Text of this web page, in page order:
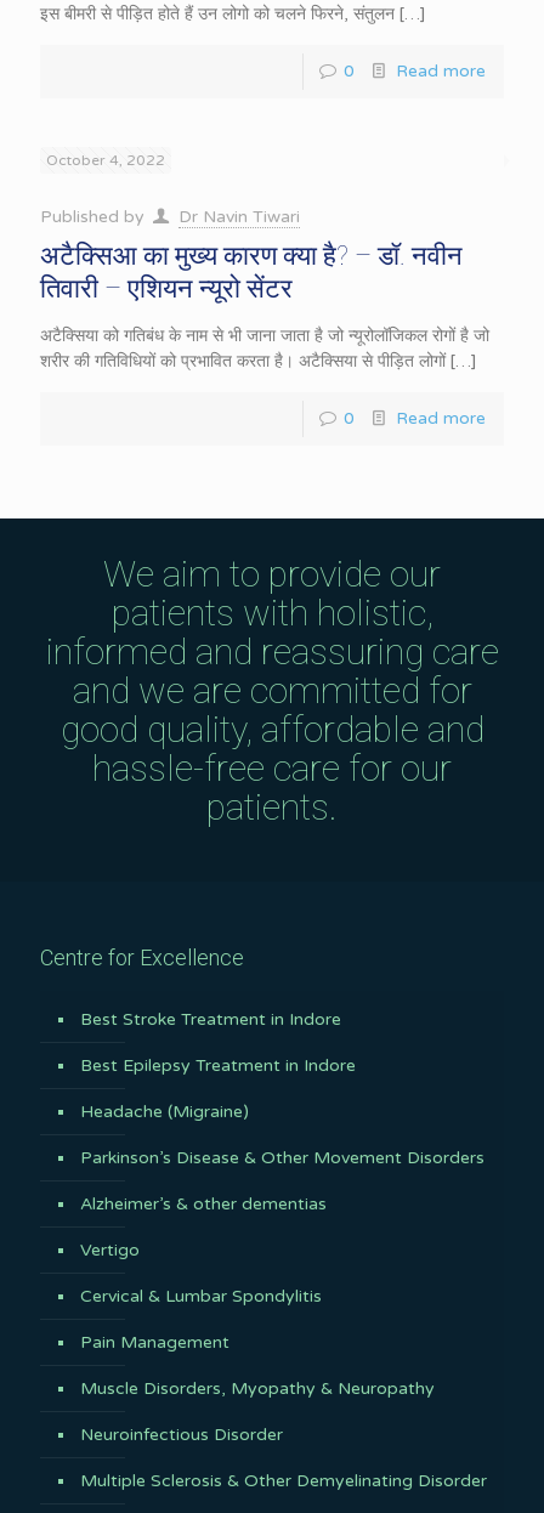
इस बीमरी से पीड़ित होते हैं उन लोगो को चलने फिरने, संतुलन […]
0 Read more
October 4, 2022
Published by Dr Navin Tiwari
अटैक्सिआ का मुख्य कारण क्या है? – डॉ. नवीन
तिवारी – एशियन न्यूरो सेंटर
अटैक्सिया को गतिबंध के नाम से भी जाना जाता है जो न्यूरोलॉजिकल रोगों है जो
शरीर की गतिविधियों को प्रभावित करता है। अटैक्सिया से पीड़ित लोगों[…]
0 Read more
We aim to provide our
patients with holistic,
informed and reassuring care
and we are committed for
good quality, affordable and
hassle-free care for our
patients.
Centre for Excellence
Best Stroke Treatment in Indore
Best Epilepsy Treatment in Indore
Headache (Migraine)
Parkinson’s Disease & Other Movement Disorders
Alzheimer’s & other dementias
Vertigo
Cervical & Lumbar Spondylitis
Pain Management
Muscle Disorders, Myopathy & Neuropathy
Neuroinfectious Disorder
Multiple Sclerosis & Other Demyelinating Disorder